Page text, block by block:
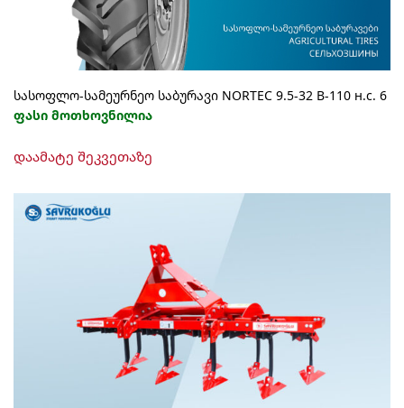
სასოფლო-სამეურნეო საბურავი NORTEC 9.5-32 В-110 н.с. 6
ფასი მოთხოვნილია
დაამატე შეკვეთაზე